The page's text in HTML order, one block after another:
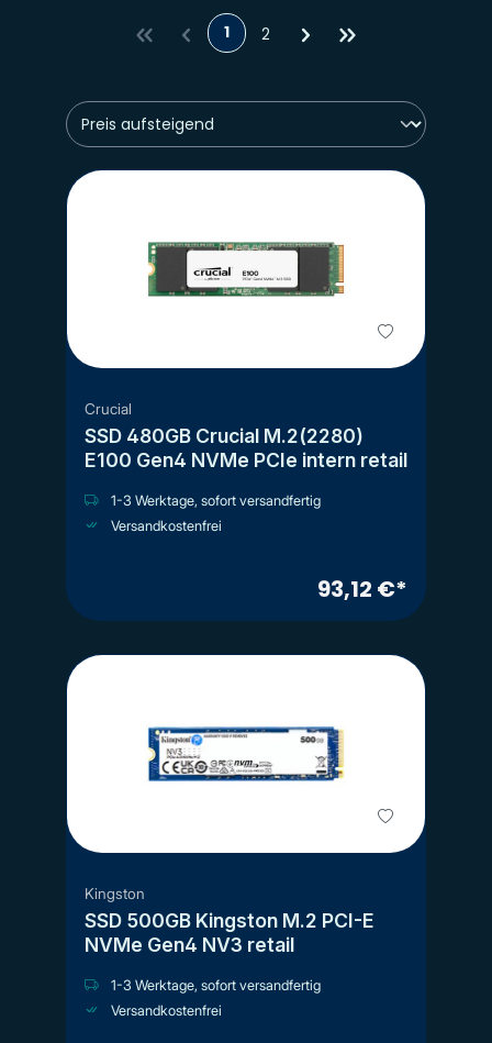
1 2
Crucial
SSD 480GB Crucial M.2(2280)
E100 Gen4 NVMe PCIe intern retail
1-3 Werktage, sofort versandfertig
Versandkostenfrei
93,12 €*
Kingston
SSD 500GB Kingston M.2 PCI-E
NVMe Gen4 NV3 retail
1-3 Werktage, sofort versandfertig
Versandkostenfrei